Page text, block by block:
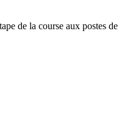
de la course aux postes